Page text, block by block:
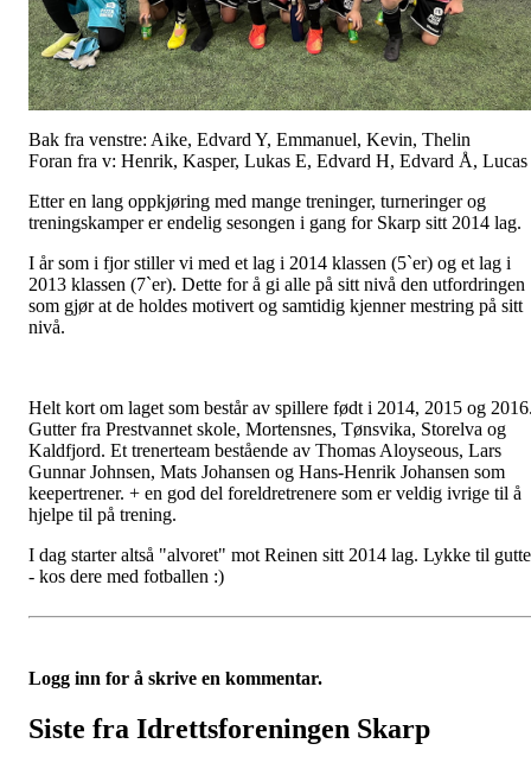
Bak fra venstre: Aike, Edvard Y, Emmanuel, Kevin, Thelin
Foran fra v: Henrik, Kasper, Lukas E, Edvard H, Edvard Å, Lucas
Etter en lang oppkjøring med mange treninger, turneringer og
treningskamper er endelig sesongen i gang for Skarp sitt 2014 lag.
I år som i fjor stiller vi med et lag i 2014 klassen (5`er) og et lag i
2013 klassen (7`er). Dette for å gi alle på sitt nivå den utfordringen
som gjør at de holdes motivert og samtidig kjenner mestring på sitt
nivå.
Helt kort om laget som består av spillere født i 2014, 2015 og
Gutter fra Prestvannet skole, Mortensnes, Tønsvika, Storelva og
Kaldfjord. Et trenerteam bestående av Thomas Aloyseous, Lars
Gunnar Johnsen, Mats Johansen og Hans-Henrik Johansen som
keepertrener. + en god del foreldretrenere som er veldig ivrige til å
hjelpe til på trening.
I dag starter altså "alvoret" mot Reinen sitt 2014 lag. Lykke til
- kos dere med fotballen :)
Logg inn for å skrive en kommentar.
Siste fra Idrettsforeningen Skarp